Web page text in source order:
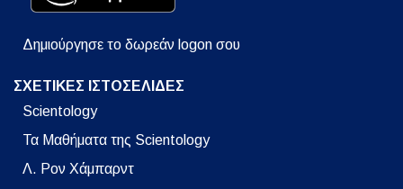
Δημιούργησε το δωρεάν logon σου
ΣΧΕΤΙΚΕΣ ΙΣΤΟΣΕΛΙΔΕΣ
Scientology
Τα Μαθήματα της Scientology
Λ. Ρον Χάμπαρντ